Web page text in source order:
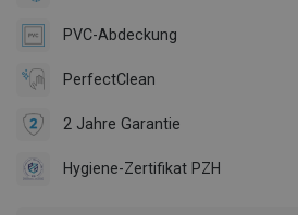
PVC-Abdeckung
PerfectClean
2 Jahre Garantie
Hygiene-Zertifikat PZH